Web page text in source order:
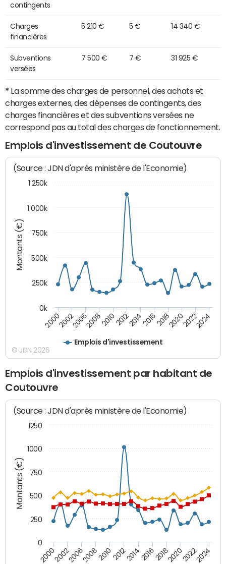
contingents
Charges
financières
5 210 € 5 € 14 340 €
Subventions
versées
7 500 € 7 € 31 925 €
* La somme des charges de personnel, des achats et
charges externes, des dépenses de contingents, des
charges financières et des subventions versées ne
correspond pas au total des charges de fonctionnement.
Emplois d'investissement de Coutouvre
Montants (€)
(Source : JDN d'après ministère de l'Economie)
Emplois d'investissement
200020022006200820102012201420162018202020222024
0k
250k
500k
750k
1 000k
1 250k
© JDN 2026
Emplois d'investissement par habitant de
Coutouvre
Montants (€)
(Source : JDN d'après ministère de l'Economie)
200020022006200820102012201420162018202020222024
0
250
500
750
1000
1250